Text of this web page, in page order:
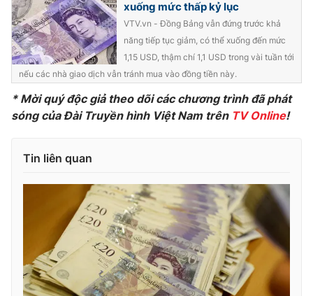
Photo Infographic
Video Shorts video
VTV Money VTV Thể thao
VTV Sức khoẻ Bất động sản
Thị trường 24h
Vươn mình bằng AI
VTV8
Liên hệ tòa soạn English
xuống mức thấp kỷ lục
VTV.vn - Đồng Bảng vẫn đứng trước khả
năng tiếp tục giảm, có thể xuống đến mức
1,15 USD, thậm chí 1,1 USD trong vài tuần tới
nếu các nhà giao dịch vẫn tránh mua vào đồng tiền này.
* Mời quý độc giả theo dõi các chương trình đã phát
sóng của Đài Truyền hình Việt Nam trên TV Online!
Tin liên quan